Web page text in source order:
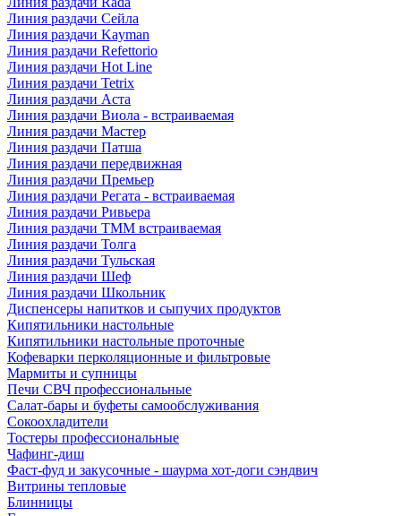
Линия раздачи Сейла
Линия раздачи Kayman
Линия раздачи Refettorio
Линия раздачи Hot Line
Линия раздачи Tetrix
Линия раздачи Аста
Линия раздачи Виола - встраиваемая
Линия раздачи Мастер
Линия раздачи Патша
Линия раздачи передвижная
Линия раздачи Премьер
Линия раздачи Регата - встраиваемая
Линия раздачи Ривьера
Линия раздачи ТММ встраиваемая
Линия раздачи Толга
Линия раздачи Тульская
Линия раздачи Шеф
Линия раздачи Школьник
Диспенсеры напитков и сыпучих продуктов
Кипятильники настольные
Кипятильники настольные проточные
Кофеварки перколяционные и фильтровые
Мармиты и супницы
Печи СВЧ профессиональные
Салат-бары и буфеты самообслуживания
Сокоохладители
Тостеры профессиональные
Чафинг-диш
Фаст-фуд и закусочные - шаурма хот-доги сэндвич
Витрины тепловые
Блинницы